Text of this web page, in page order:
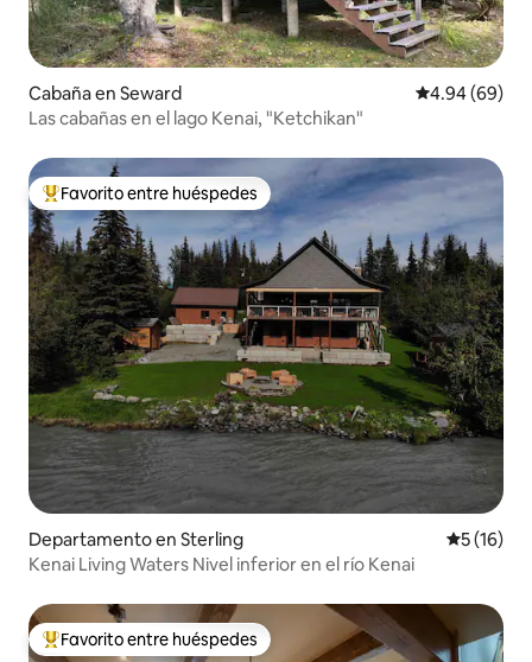
Cabaña en Seward Calificación
4.94 (69)
Las cabañas en el lago Kenai, "Ketchikan"
De los mejores en Favorito entre huéspedes
Favorito entre huéspedes
Departamento en Sterling
5 (16)
Kenai Living Waters Nivel inferior en el río Kenai
De los mejores en Favorito entre huéspedes
Favorito entre huéspedes